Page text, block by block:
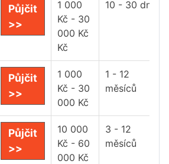
Půjčit
>>
1 000
Kč - 30
000 Kč
Kč
10 - 30 dní
Půjčit
>>
1 000
Kč - 30
000 Kč
1 - 12
měsíců
Půjčit
>>
10 000
Kč - 60
000 Kč
3 - 12
měsíců